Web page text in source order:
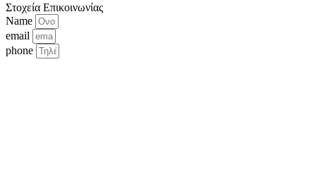
Στοχεία Επικοινωνίας
Name
email
phone